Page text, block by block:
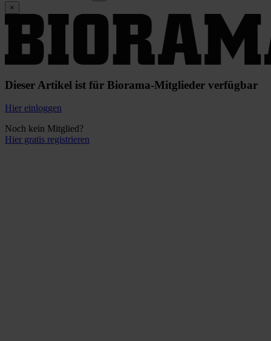
×
Dieser Artikel ist für Biorama-Mitglieder verfügbar
Hier einloggen
Noch kein Mitglied?
Hier gratis registrieren